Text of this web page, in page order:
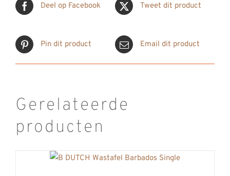
Deel op Facebook Tweet dit product
Pin dit product Email dit product
Gerelateerde
producten